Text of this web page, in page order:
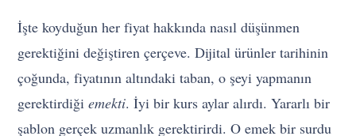
İşte koyduğun her fiyat hakkında nasıl düşünmen
gerektiğini değiştiren çerçeve. Dijital ürünler tarihinin
çoğunda, fiyatının altındaki taban, o şeyi yapmanın
gerektirdiğiemekti. İyi bir kurs aylar alırdı. Yararlı bir
şablon gerçek uzmanlık gerektirirdi. O emek bir surdu